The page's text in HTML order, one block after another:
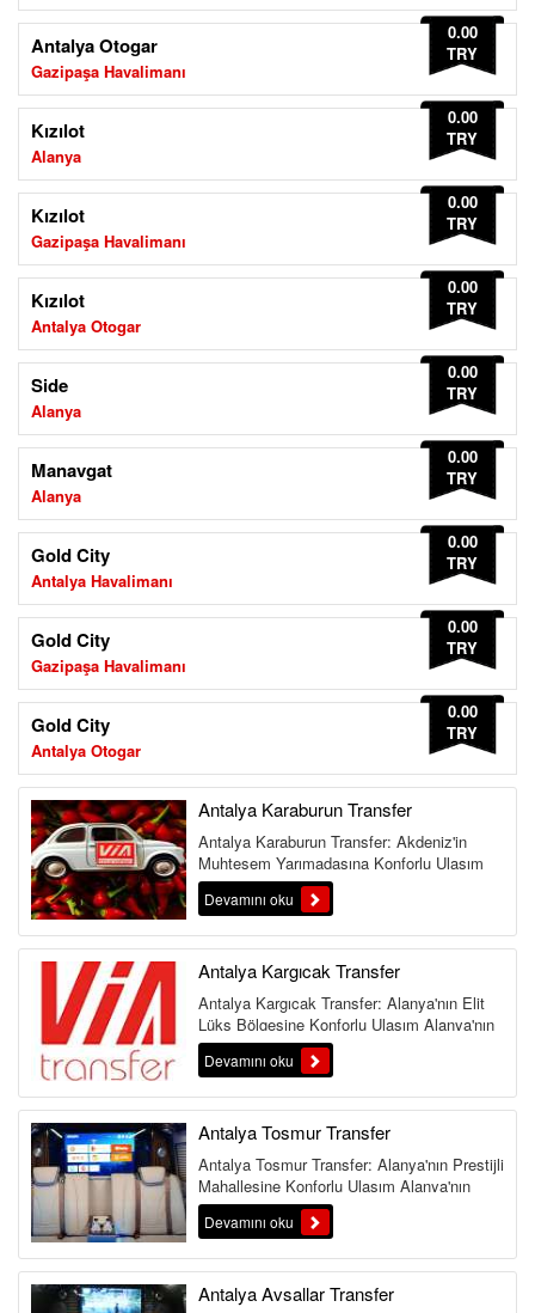
Antalya Otogar
Gazipaşa Havalimanı
0.00
TRY
Kızılot
Alanya
0.00
TRY
Kızılot
Gazipaşa Havalimanı
0.00
TRY
Kızılot
Antalya Otogar
0.00
TRY
Side
Alanya
0.00
TRY
Manavgat
Alanya
0.00
TRY
Gold City
Antalya Havalimanı
0.00
TRY
Gold City
Gazipaşa Havalimanı
0.00
TRY
Gold City
Antalya Otogar
0.00
TRY
Antalya Karaburun Transfer
Antalya Karaburun Transfer: Akdeniz'in
Muhteşem Yarımadasına Konforlu Ulaşım
Antalya'nın batı yakasında yer al...
Devamını oku
Antalya Kargıcak Transfer
Antalya Kargıcak Transfer: Alanya'nın Elit
Lüks Bölgesine Konforlu Ulaşım Alanya'nın
en prestijli ve...
Devamını oku
Antalya Tosmur Transfer
Antalya Tosmur Transfer: Alanya'nın Prestijli
Mahallesine Konforlu Ulaşım Alanya'nın
doğu yakasında yer alan v...
Devamını oku
Antalya Avsallar Transfer